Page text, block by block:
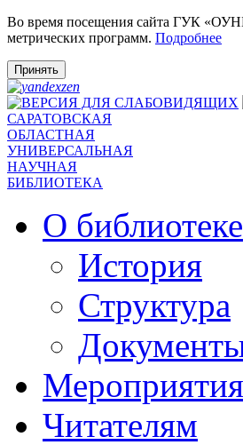
Во время посещения сайта ГУК
метрических программ. Подробнее
Принять
САРАТОВСКАЯ
ОБЛАСТНАЯ
УНИВЕРСАЛЬНАЯ
НАУЧНАЯ
БИБЛИОТЕКА
О библиотеке
История
Структура
Мероприятия
Читателям